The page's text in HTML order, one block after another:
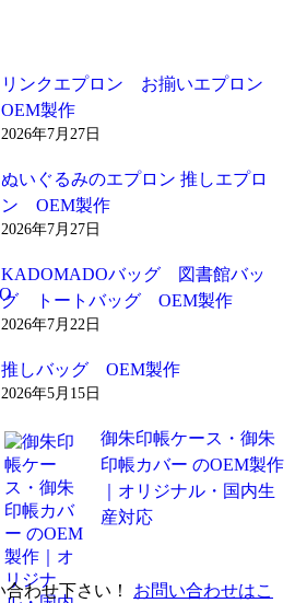
リンクエプロン お揃いエプロン
OEM製作
2026年7月27日
ぬいぐるみのエプロン 推しエプロ
ン OEM製作
2026年7月27日
KADOMADOバッグ 図書館バッ
グ トートバッグ OEM製作
2026年7月22日
推しバッグ OEM製作
2026年5月15日
御朱印帳ケース・御朱
印帳カバー のOEM製作
｜オリジナル・国内生
産対応
お問い合わせはこ